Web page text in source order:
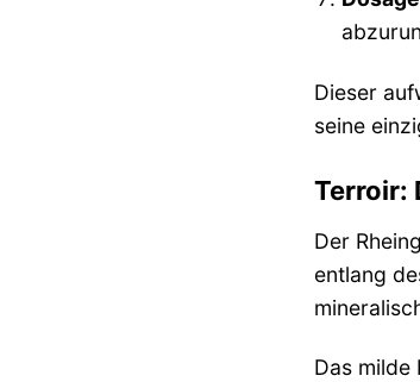
Dieser
seine
Terroir:
Der
entlang
Das milde